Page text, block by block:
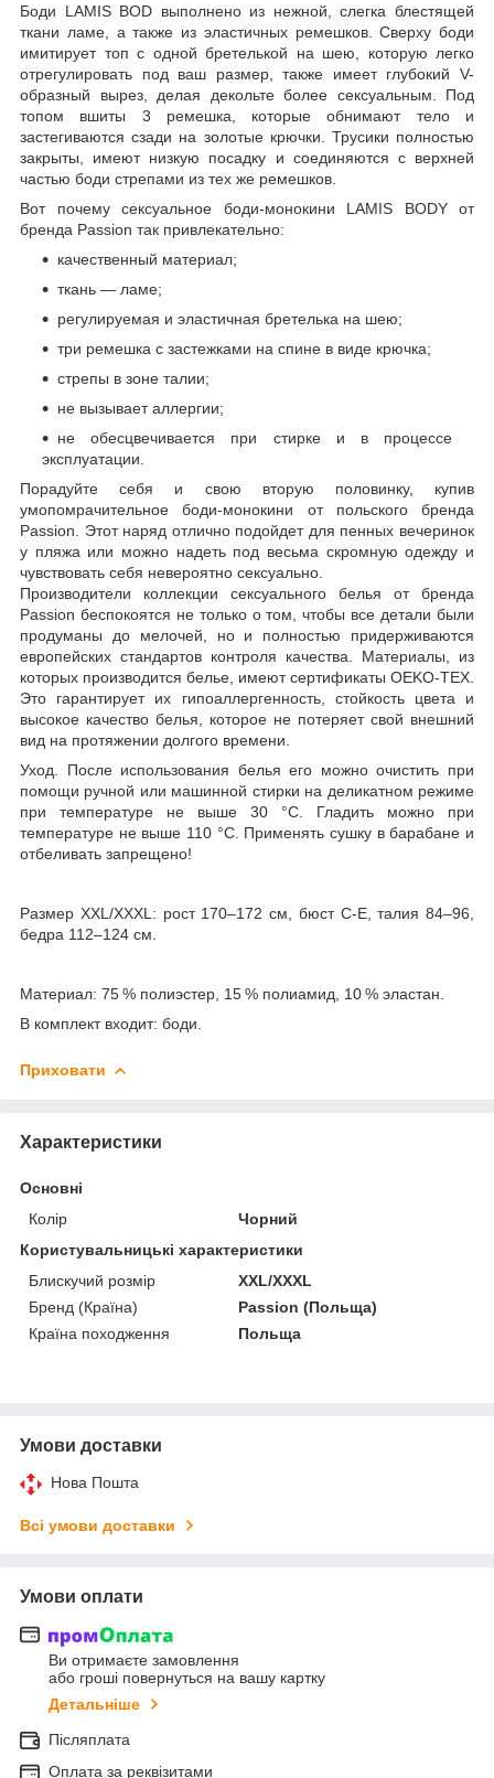
Боди LAMIS BOD выполнено из нежной, слегка блестящей
ткани ламе, а также из эластичных ремешков. Сверху боди
имитирует топ с одной бретелькой на шею, которую легко
отрегулировать под ваш размер, также имеет глубокий V-
образный вырез, делая декольте более сексуальным. Под
топом вшиты 3 ремешка, которые обнимают тело и
застегиваются сзади на золотые крючки. Трусики полностью
закрыты, имеют низкую посадку и соединяются с верхней
частью боди стрепами из тех же ремешков.
Вот почему сексуальное боди-монокини LAMIS BODY от
бренда Passion так привлекательно:
качественный материал;
ткань — ламе;
регулируемая и эластичная бретелька на шею;
три ремешка с застежками на спине в виде крючка;
стрепы в зоне талии;
не вызывает аллергии;
не обесцвечивается при стирке и в процессе
эксплуатации.
Порадуйте себя и свою вторую половинку, купив
умопомрачительное боди-монокини от польского бренда
Passion. Этот наряд отлично подойдет для пенных вечеринок
у пляжа или можно надеть под весьма скромную одежду и
чувствовать себя невероятно сексуально.
Производители коллекции сексуального белья от бренда
Passion беспокоятся не только о том, чтобы все детали были
продуманы до мелочей, но и полностью придерживаются
европейских стандартов контроля качества. Материалы, из
которых производится белье, имеют сертификаты OEKO-TEX.
Это гарантирует их гипоаллергенность, стойкость цвета и
высокое качество белья, которое не потеряет свой внешний
вид на протяжении долгого времени.
Уход. После использования белья его можно очистить при
помощи ручной или машинной стирки на деликатном режиме
при температуре не выше 30 °С. Гладить можно при
температуре не выше 110 °С. Применять сушку в барабане и
отбеливать запрещено!
Размер XXL/XXXL: рост 170–172 см, бюст C-E, талия 84–96,
бедра 112–124 см.
Материал: 75 % полиэстер, 15 % полиамид, 10 % эластан.
В комплект входит: боди.
Приховати
Характеристики
Основні
Колір
Чорний
Користувальницькі характеристики
Блискучий розмір
XXL/XXXL
Бренд (Країна)
Passion (Польща)
Країна походження
Польща
Умови доставки
Нова Пошта
Всі умови доставки
Умови оплати
Ви отримаєте замовлення
або гроші повернуться на вашу картку
Детальніше
Післяплата
Оплата за реквізитами